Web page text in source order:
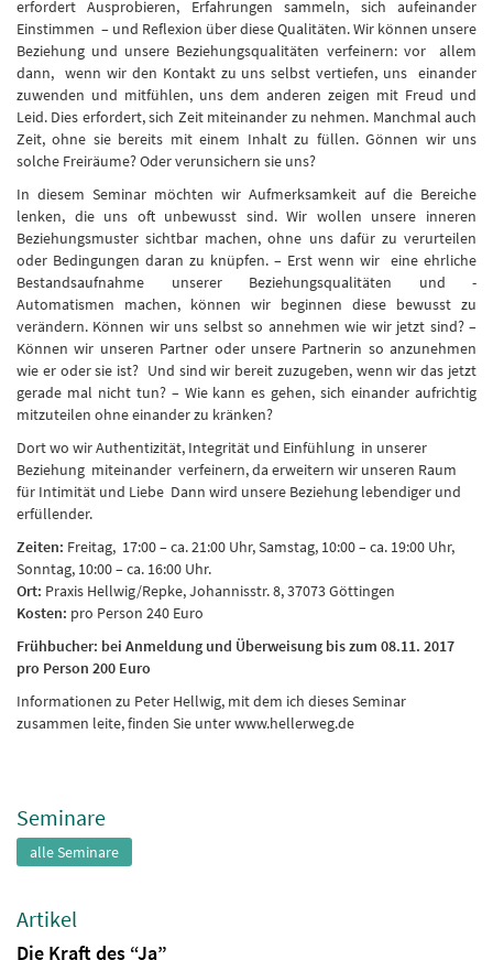
erfordert Ausprobieren, Erfahrungen sammeln, sich aufeinander
Einstimmen – und Reflexion über diese Qualitäten. Wir können unsere
Beziehung und unsere Beziehungsqualitäten verfeinern: vor allem
dann, wenn wir den Kontakt zu uns selbst vertiefen, uns einander
zuwenden und mitfühlen, uns dem anderen zeigen mit Freud und
Leid. Dies erfordert, sich Zeit miteinander zu nehmen. Manchmal auch
Zeit, ohne sie bereits mit einem Inhalt zu füllen. Gönnen wir uns
solche Freiräume? Oder verunsichern sie uns?
In diesem Seminar möchten wir Aufmerksamkeit auf die Bereiche
lenken, die uns oft unbewusst sind. Wir wollen unsere inneren
Beziehungsmuster sichtbar machen, ohne uns dafür zu verurteilen
oder Bedingungen daran zu knüpfen. – Erst wenn wir eine ehrliche
Bestandsaufnahme unserer Beziehungsqualitäten und -
Automatismen machen, können wir beginnen diese bewusst zu
verändern. Können wir uns selbst so annehmen wie wir jetzt sind? –
Können wir unseren Partner oder unsere Partnerin so anzunehmen
wie er oder sie ist? Und sind wir bereit zuzugeben, wenn wir das jetzt
gerade mal nicht tun? – Wie kann es gehen, sich einander aufrichtig
mitzuteilen ohne einander zu kränken?
Dort wo wir Authentizität, Integrität und Einfühlung in unserer
Beziehung miteinander verfeinern, da erweitern wir unseren Raum
für Intimität und Liebe Dann wird unsere Beziehung lebendiger und
erfüllender.
Zeiten: Freitag, 17:00 – ca. 21:00 Uhr, Samstag, 10:00 – ca. 19:00 Uhr,
Sonntag, 10:00 – ca. 16:00 Uhr.
Ort: Praxis Hellwig/Repke, Johannisstr. 8, 37073 Göttingen
Kosten: pro Person 240 Euro
Frühbucher: bei Anmeldung und Überweisung bis zum 08.11. 2017
pro Person 200 Euro
Informationen zu Peter Hellwig, mit dem ich dieses Seminar
zusammen leite, finden Sie unter www.hellerweg.de
Seminare
alle Seminare
Artikel
Die Kraft des “Ja”